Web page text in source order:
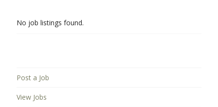
No job listings found.
Post a Job
View Jobs